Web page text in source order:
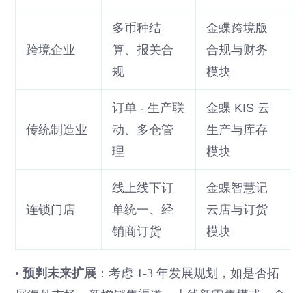
跨境企业
多币种结
算、报关合
规
金蝶跨境版
合规与财务
模块
传统制造业
订单 - 生产联
动、多仓管
理
金蝶 KIS 云
生产与库存
模块
连锁门店
线上线下订
单统一、经
销商订货
金蝶智慧记
云店与订货
模块
•预判未来扩展 ：考虑 1-3 年发展规划，如是否拓